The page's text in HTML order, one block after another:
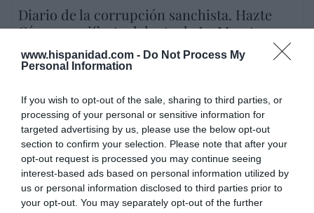
www.hispanidad.com - Do Not Process My
Personal Information
If you wish to opt-out of the sale, sharing to third parties, or
processing of your personal or sensitive information for
targeted advertising by us, please use the below opt-out
section to confirm your selection. Please note that after your
opt-out request is processed you may continue seeing
interest-based ads based on personal information utilized by
us or personal information disclosed to third parties prior to
your opt-out. You may separately opt-out of the further
Diario de la corrupción sanchista. Hazte
Oír se manifiesta delante de La Mareta:
“Pedro Sánchez es un criminal”
por Redacción
Opinión
Enormes minucias
por Eulogio López